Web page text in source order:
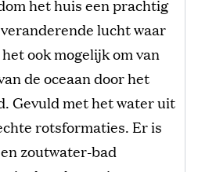
het huis een prachtig
lucht waar
ook mogelijk om van
de oceaan door het
Gevuld met het water uit
rotsformaties. Er is
zoutwater-bad